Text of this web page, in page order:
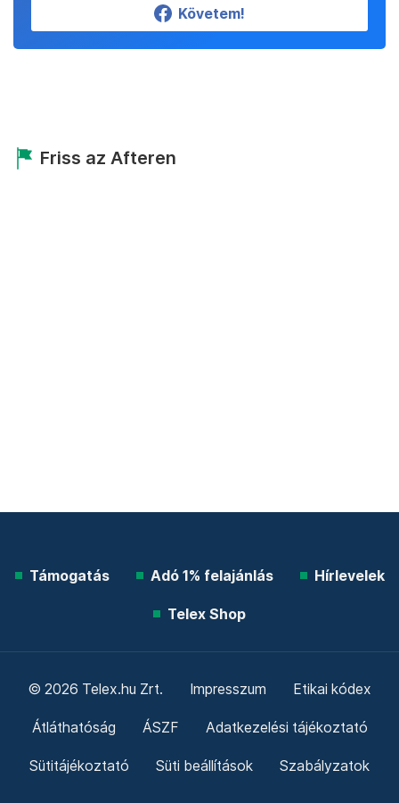
Követem!
Friss az Afteren
Támogatás Adó 1% felajánlás Hírlevelek
Telex Shop
© 2026 Telex.hu Zrt. Impresszum Etikai kódex
Átláthatóság ÁSZF Adatkezelési tájékoztató
Sütitájékoztató Süti beállítások Szabályzatok